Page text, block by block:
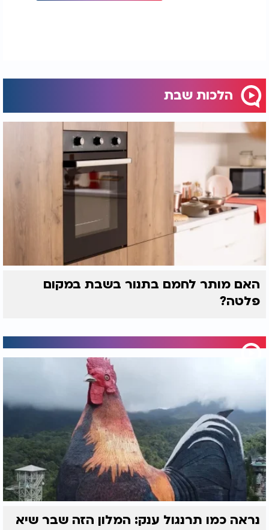
הלכות שבת
האם מותר לחמם בתנור בשבת במקום
פלטה?
נראה כמו תרנגול ענק: המלון הזה שבר שיא